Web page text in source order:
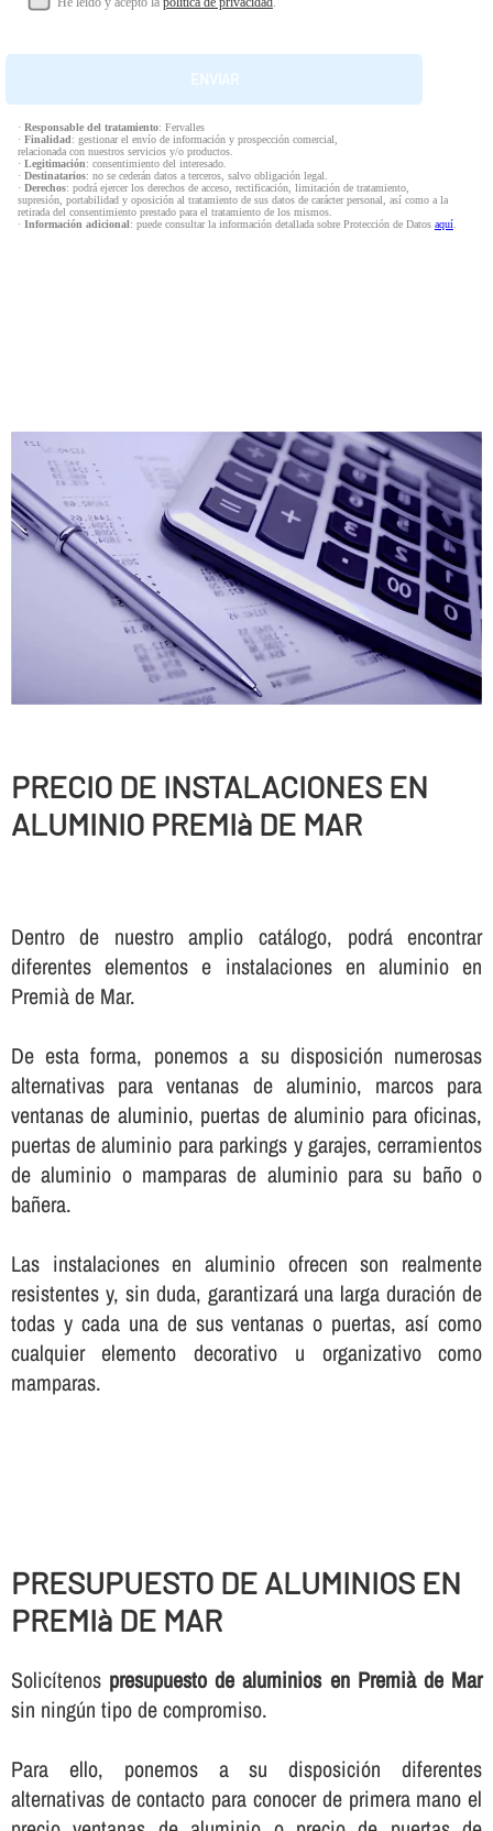
· Responsable del tratamiento: Fervalles
· Finalidad: gestionar el envío de información y prospección comercial,
relacionada con nuestros servicios y/o productos.
· Legitimación: consentimiento del interesado.
· Destinatarios: no se cederán datos a terceros, salvo obligación legal.
· Derechos: podrá ejercer los derechos de acceso, rectificación, limitación de tratamiento,
supresión, portabilidad y oposición al tratamiento de sus datos de carácter personal, así como a la
retirada del consentimiento prestado para el tratamiento de los mismos.
· Información adicional: puede consultar la información detallada sobre Protección de Datos aquí.
PRECIO DE INSTALACIONES EN
ALUMINIO PREMIà DE MAR
Dentro de nuestro amplio catálogo, podrá encontrar
diferentes elementos e instalaciones en aluminio en
Premià de Mar.
De esta forma, ponemos a su disposición numerosas
alternativas para ventanas de aluminio, marcos para
ventanas de aluminio, puertas de aluminio para oficinas,
puertas de aluminio para parkings y garajes, cerramientos
de aluminio o mamparas de aluminio para su baño o
bañera.
Las instalaciones en aluminio ofrecen son realmente
resistentes y, sin duda, garantizará una larga duración de
todas y cada una de sus ventanas o puertas, así­ como
cualquier elemento decorativo u organizativo como
mamparas.
PRESUPUESTO DE ALUMINIOS EN
PREMIà DE MAR
Solicí­tenos presupuesto de aluminios en Premià de Mar
sin ningún tipo de compromiso.
Para ello, ponemos a su disposición diferentes
alternativas de contacto para conocer de primera mano el